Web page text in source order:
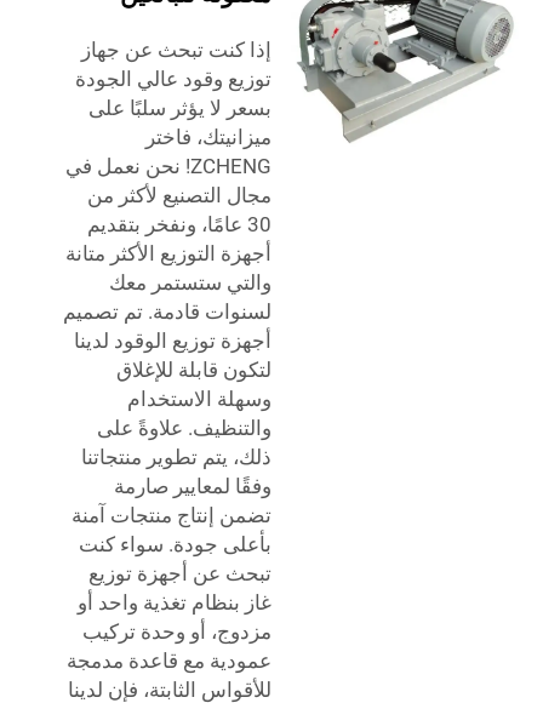
إذا كنت تبحث عن جهاز
توزيع وقود عالي الجودة
بسعر لا يؤثر سلبًا على
ميزانيتك، فاختر
ZCHENG! نحن نعمل في
مجال التصنيع لأكثر من
30 عامًا، ونفخر بتقديم
أجهزة التوزيع الأكثر متانة
والتي ستستمر معك
لسنوات قادمة. تم تصميم
أجهزة توزيع الوقود لدينا
لتكون قابلة للإغلاق
وسهلة الاستخدام
والتنظيف. علاوةً على
ذلك، يتم تطوير منتجاتنا
وفقًا لمعايير صارمة
تضمن إنتاج منتجات آمنة
بأعلى جودة. سواء كنت
تبحث عن أجهزة توزيع
غاز بنظام تغذية واحد أو
مزدوج، أو وحدة تركيب
عمودية مع قاعدة مدمجة
للأقواس الثابتة، فإن لدينا